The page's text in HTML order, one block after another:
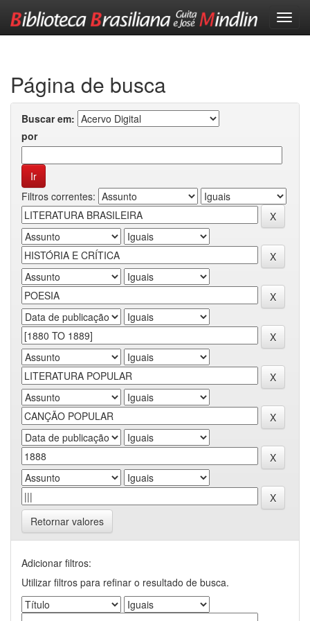
Página de busca
Buscar em:
por
Filtros correntes:
Retornar valores
Adicionar filtros:
Utilizar filtros para refinar o resultado de busca.